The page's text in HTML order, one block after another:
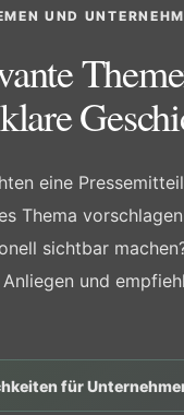
UND
eine
Thema
sichtbar
und
für